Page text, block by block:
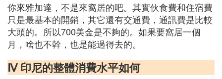
你來雅加達，不是來窩居的吧。其實伙食費和住宿費
只是最基本的開銷，其它還有交通費，通訊費是比較
大頭的。所以700美金是不夠的。如果要窩居一個
月，啥也不幹，也是能過得去的。
Ⅳ 印尼的整體消費水平如何